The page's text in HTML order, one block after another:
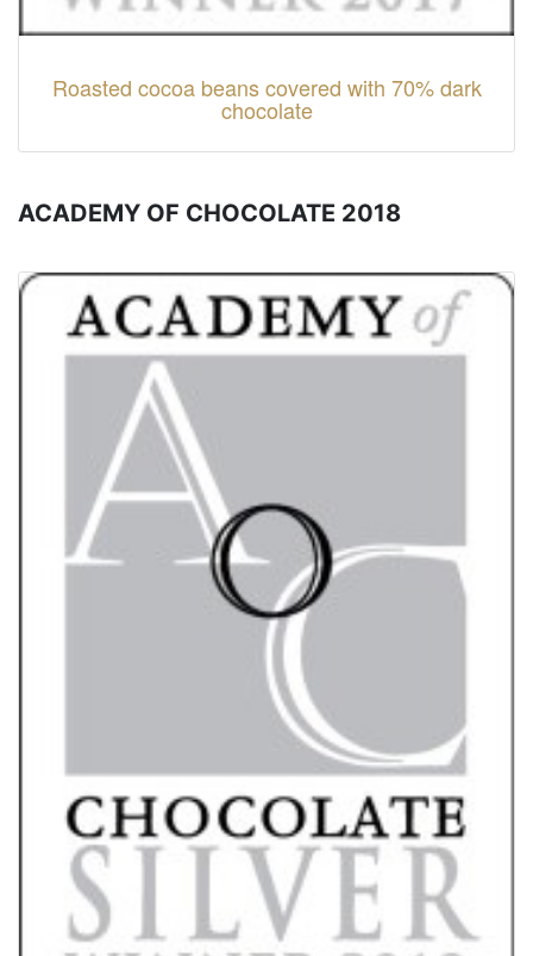
Roasted cocoa beans covered with 70% dark
chocolate
ACADEMY OF CHOCOLATE 2018